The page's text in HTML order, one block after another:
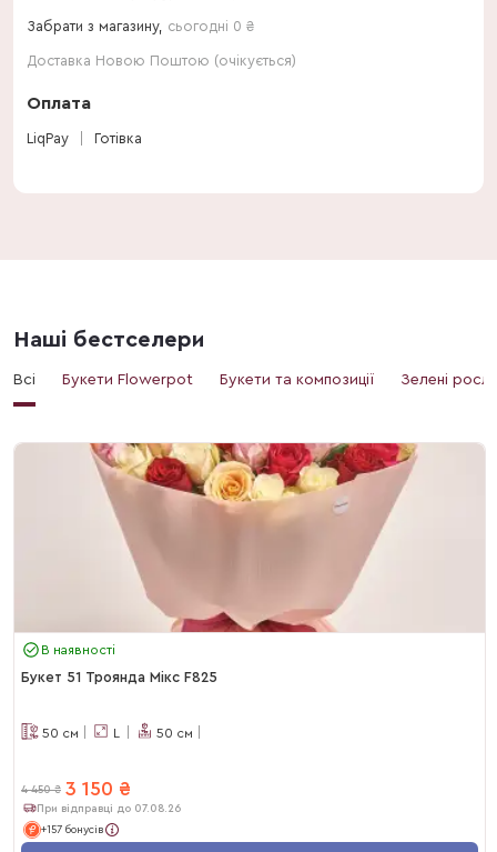
Забрати з магазину, сьогодні 0 ₴
Доставка Новою Поштою (очікується)
Оплата
LiqPay Готівка
Наші бестселери
Всі Букети Flowerpot Букети та композиції Зелені
В наявності
Букет 51 Троянда Мікс F825
50 см L 50 см
4 450 ₴ 3 150 ₴
При відправці до 07.08.26
+157 бонусів